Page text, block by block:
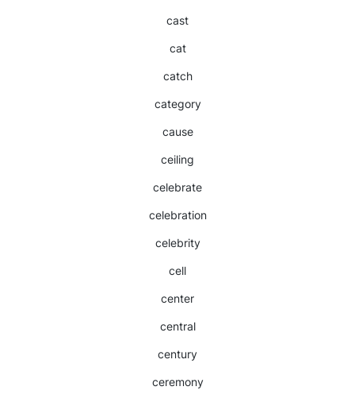
cast
cat
catch
category
cause
ceiling
celebrate
celebration
celebrity
cell
center
central
century
ceremony